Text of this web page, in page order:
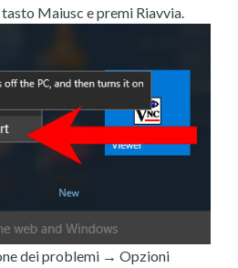
Maiusc e premi Riavvia.
dei problemi → Opzioni